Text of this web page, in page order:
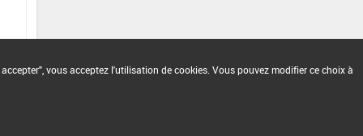
vous acceptez l'utilisation de cookies. Vous pouvez modifier ce choix à